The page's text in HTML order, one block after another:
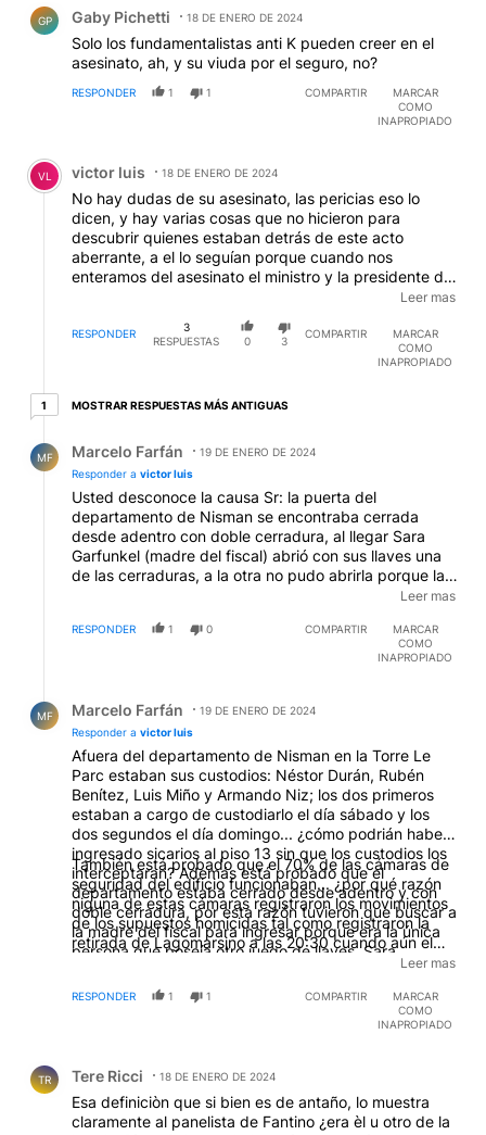
GP Gaby Pichetti 18 DE ENERO DE 2024
Solo los fundamentalistas anti K pueden creer en el
asesinato, ah, y su viuda por el seguro, no?
RESPONDER 1 1 COMPARTIR
MARCAR
COMO
INAPROPIADO
Comentario de victor luis.
VL victor luis 18 DE ENERO DE 2024
No hay dudas de su asesinato, las pericias eso lo
dicen, y hay varias cosas que no hicieron para
descubrir quienes estaban detrás de este acto
aberrante, a el lo seguían porque cuando nos
enteramos del asesinato el ministro y la presidente de
ese momento sabían que había dejado en Barajas a
sus hijas (como hicieron) , la puerta de servicio estaba
sin pasador, ustedes saben que se pueden reproducir
las llaves ?, cuantas cosas "raras" pasaron en ese
Leer mas
RESPONDER
3
RESPUESTAS
0 3
COMPARTIR
MARCAR
COMO
INAPROPIADO
11 respuesta más antiguas
MOSTRAR RESPUESTAS MÁS ANTIGUAS
MF Marcelo Farfán
19 DE ENERO DE 2024
Responder a victor luis
Usted desconoce la causa Sr: la puerta del
departamento de Nisman se encontraba cerrada
desde adentro con doble cerradura, al llegar Sara
Garfunkel (madre del fiscal) abrió con sus llaves una
de las cerraduras, a la otra no pudo abrirla porque la
llave se encontraba puesta desde adentro, esto
razón tuvo que llamar a un cerrajero quien solamente
tuvo que mover el pestillo, ya que, si bien la llave
madre. La puerta estaba cerrada desde adentro lo
que descarta la presencia de terceros en la escena
del suicidio...
Leer mas
RESPONDER 1 0 COMPARTIR
MARCAR
COMO
INAPROPIADO
MF Marcelo Farfán
19 DE ENERO DE 2024
Responder a victor luis
Afuera del departamento de Nisman en la Torre Le
Parc estaban sus custodios: Néstor Durán, Rubén
Benítez, Luis Miño y Armando Niz; los dos primeros
estaban a cargo de custodiarlo el día sábado y los
dos segundos el día domingo... ¿cómo podrián haber
ingresado sicarios al piso 13 sin que los custodios los
interceptaran? Además está probado que el
departamento estaba cerrado desde adentro y con
doble cerradura, por esta razón tuvieron que buscar a
la madre del fiscal para ingresar porque era la única
persona que poseía otro juego de llaves, Sara
También está probado que el 70% de las cámaras de
seguridad del edificio funcionaban... ¿por qué razón
niguna de estas cámaras registraron los movimientos
de los supuestos homicidas tal como registraron la
retirada de Lagomarsino a las 20:30 cuando aún el
confirmó que mantuvo un diálogo por WhatsApp con
el fiscal después de que Diego Lagomarsino se había
registraron que Lagomarsino se retiró a las 20:30 con
54 segundos. También declaró en la causa una vecina
de las torres Le Parc, atestiguó que ese sábado bajó
Leer mas
RESPONDER 1 1 COMPARTIR
MARCAR
COMO
INAPROPIADO
TR Tere Ricci 18 DE ENERO DE 2024
Esa definiciòn que si bien es de antaño, lo muestra
claramente al panelista de Fantino ¿era èl u otro de la